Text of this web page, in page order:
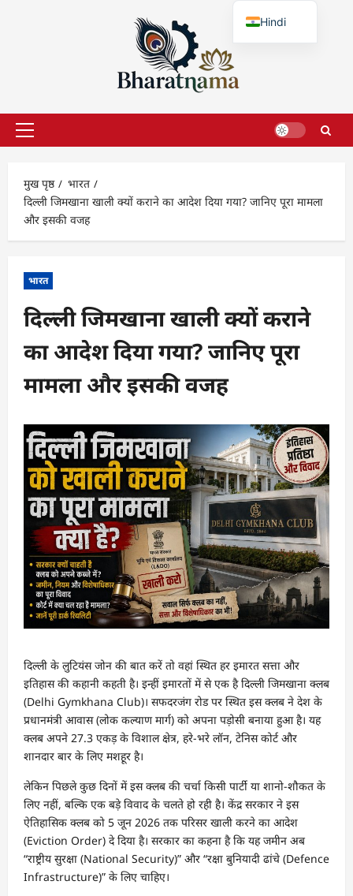
प्राथमिक
मुख पृष्ठ
भारत
दिल्ली जिमखाना खाली क्यों कराने का आदेश दिया गया? जानिए पूरा मामला
और इसकी वजह
भारत
दिल्ली जिमखाना खाली क्यों कराने
का आदेश दिया गया? जानिए पूरा
मामला और इसकी वजह
दिल्ली के लुटियंस जोन की बात करें तो वहां स्थित हर इमारत सत्ता और
इतिहास की कहानी कहती है। इन्हीं इमारतों में से एक है दिल्ली जिमखाना क्लब
(Delhi Gymkhana Club)। सफदरजंग रोड पर स्थित इस क्लब ने देश के
प्रधानमंत्री आवास (लोक कल्याण मार्ग) को अपना पड़ोसी बनाया हुआ है। यह
क्लब अपने 27.3 एकड़ के विशाल क्षेत्र, हरे-भरे लॉन, टेनिस कोर्ट और
शानदार बार के लिए मशहूर है।
लेकिन पिछले कुछ दिनों में इस क्लब की चर्चा किसी पार्टी या शानो-शौकत के
लिए नहीं, बल्कि एक बड़े विवाद के चलते हो रही है। केंद्र सरकार ने इस
ऐतिहासिक क्लब को 5 जून 2026 तक परिसर खाली करने का आदेश
(Eviction Order) दे दिया है। सरकार का कहना है कि यह जमीन अब
“राष्ट्रीय सुरक्षा (National Security)” और “रक्षा बुनियादी ढांचे (Defence
Infrastructure)” के लिए चाहिए।
Hindi